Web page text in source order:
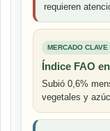
requieren
MERCADO CLAVE
Índice FAO
Subió 0,6%
vegetales y